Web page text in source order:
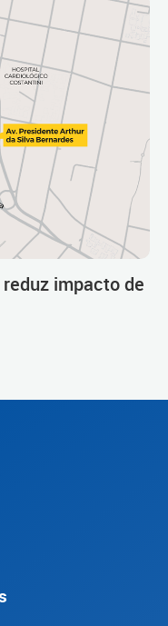
impacto de